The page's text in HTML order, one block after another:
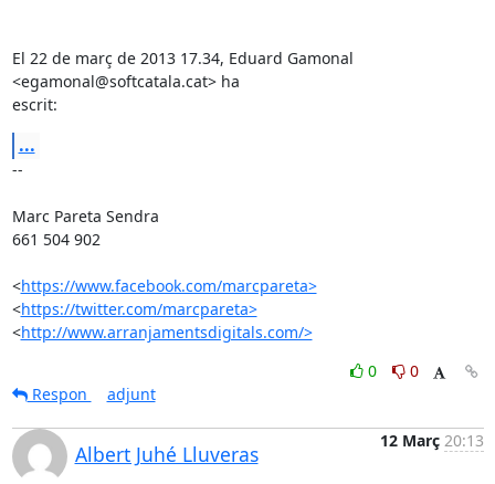
El 22 de març de 2013 17.34, Eduard Gamonal
<egamonal@softcatala.cat> ha
escrit:
...
--
Marc Pareta Sendra
661 504 902
<https://www.facebook.com/marcpareta>
<https://twitter.com/marcpareta>
<http://www.arranjamentsdigitals.com/>
0
0
Respon
adjunt
Albert Juhé Lluveras
12 Març 20:13